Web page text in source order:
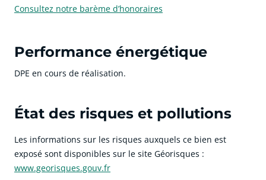
Consultez notre barème d’honoraires
Performance énergétique
DPE en cours de réalisation.
État des risques et pollutions
Les informations sur les risques auxquels ce bien est
exposé sont disponibles sur le site Géorisques :
www.georisques.gouv.fr